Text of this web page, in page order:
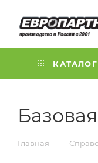
КАТАЛОГ
Главная —